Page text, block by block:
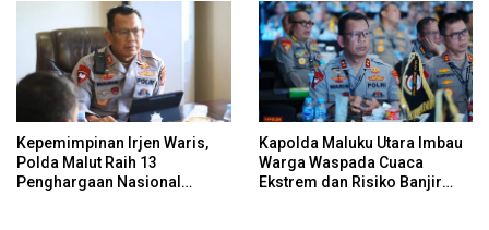
Kepemimpinan Irjen Waris,
Polda Malut Raih 13
Penghargaan Nasional
Kapolda Maluku Utara Imbau
Warga Waspada Cuaca
Ekstrem dan Risiko Banjir